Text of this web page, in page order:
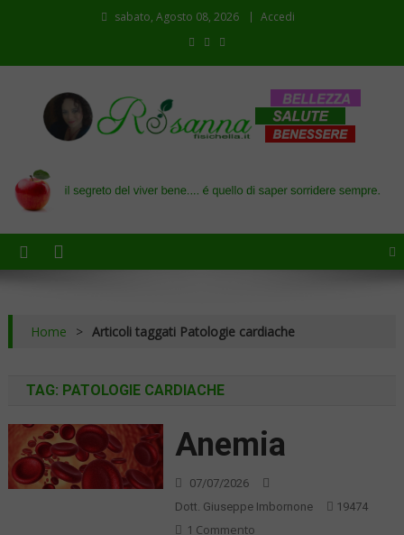
sabato, Agosto 08, 2026 Accedi
Il blog di Rosanna
Home > Articoli taggati Patologie cardiache
TAG: PATOLOGIE CARDIACHE
Anemia
07/07/2026
Dott. Giuseppe Imbornone
19474
1 CommentoSu